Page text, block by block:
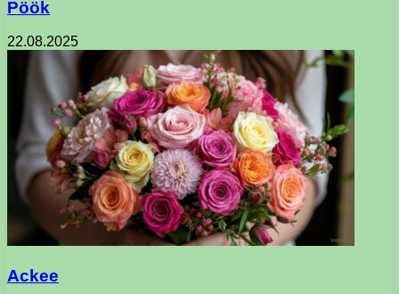
Pöök
22.08.2025
Ackee